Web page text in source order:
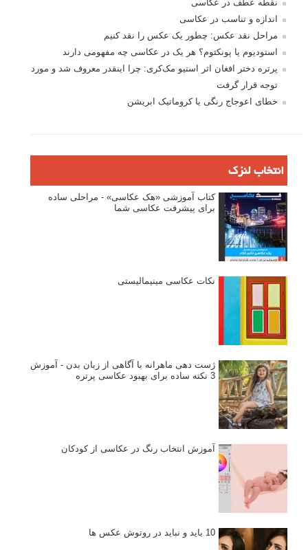
نقطه عطف در عکاسی
اندازه و تناسب در عکاسی
مراحل نقد عکس: چطور یک عکس را نقد کنیم
استودیوم یا پونکتوم؟ هر یک در عکاسی چه مفهومی دارند
پرتره دختر افغان اثر استیو مک‌کری: چرا اینقدر معروف شد و مورد
توجه قرار گرفت
خطای اعوجاج رنگی یا کروماتیک ابریشن
انتخاب لنزک
کتاب آموزشی «هک عکاسی» - مراحلی ساده
برای پیشرفت عکاسی شما
نکات عکاسی مینیمالیستی
ژست دهی ماهرانه با آگاهی از زبان بدن - آموزش
3 نکته ساده برای بهبود عکاسی پرتره
آموزش انتخاب رنگ در عکاسی از کودکان
10 باید و نباید در روتوش عکس ها